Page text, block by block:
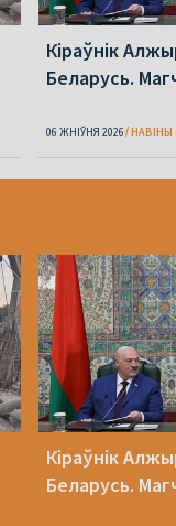
Кіраўнік
Беларусь.
06 ЖНІЎНЯ 2026 НАВІНЫ
Кіраўнік
Беларусь.